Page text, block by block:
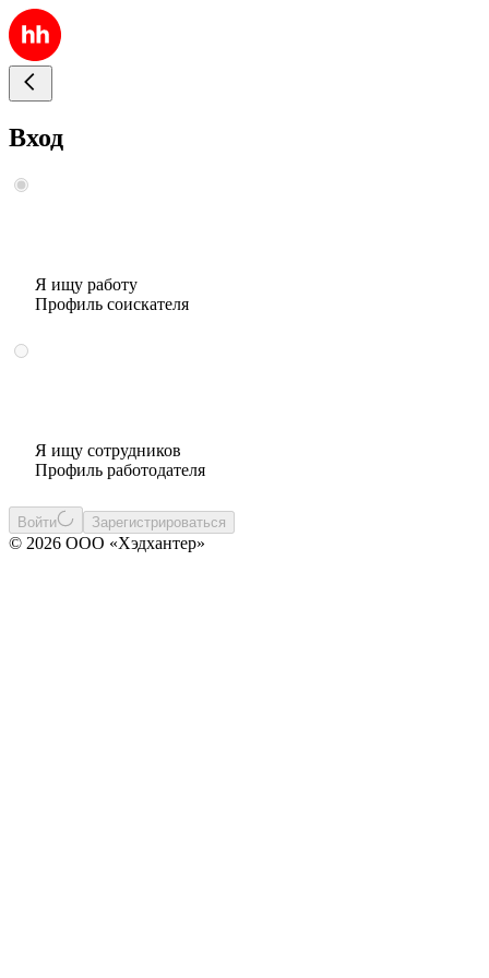
Вход
Я ищу работу
Профиль соискателя
Я ищу сотрудников
Профиль работодателя
Войти Зарегистрироваться
© 2026 ООО «Хэдхантер»